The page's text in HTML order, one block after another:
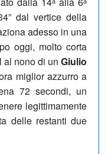
dal vertice della
adesso in una
oggi, molto corta
al nono di un Giulio
miglior azzurro a
72 secondi, un
legittimamente
delle restanti due